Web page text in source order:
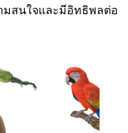
มสนใจและมีอิทธิพลต่อ